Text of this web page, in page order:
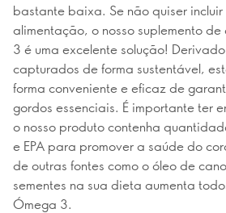
bastante baixa. Se não quiser
alimentação, o nosso suplemento
3 é uma excelente solução!
capturados de forma sustentável,
forma conveniente e eficaz de
gordos essenciais. É importante ter
o nosso produto contenha
e EPA para promover a saúde do
de outras fontes como o óleo de
sementes na sua dieta aumenta
Ómega 3.